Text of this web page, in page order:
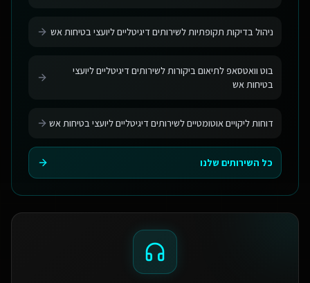
ניהול בדיקות תקופתיות לשירותים דיגיטליים ליועצי בטיחות אש
בוט וואטסאפ לתיאום ביקורות לשירותים דיגיטליים ליועצי
בטיחות אש
דוחות ליקויים אוטומטיים לשירותים דיגיטליים ליועצי בטיחות אש
כל השירותים שלנו